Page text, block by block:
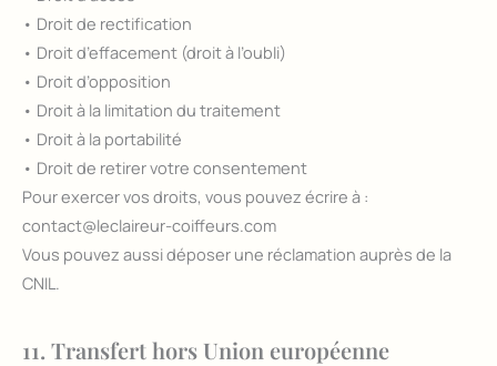
• Droit de rectification
• Droit d’effacement (droit à l’oubli)
• Droit d’opposition
• Droit à la limitation du traitement
• Droit à la portabilité
• Droit de retirer votre consentement
Pour exercer vos droits, vous pouvez écrire à :
contact@leclaireur-coiffeurs.com
Vous pouvez aussi déposer une réclamation auprès de la
CNIL.
11. Transfert hors Union européenne